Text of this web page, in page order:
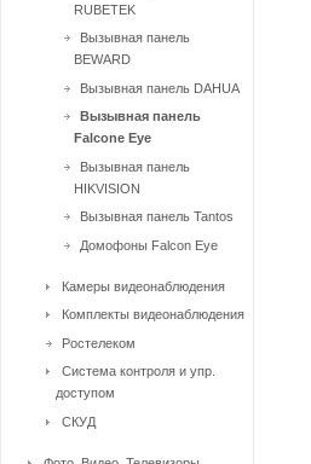
RUBETEK
Вызывная панель
BEWARD
Вызывная панель DAHUA
Вызывная панель
Falcone Eye
Вызывная панель
HIKVISION
Вызывная панель Tantos
Домофоны Falcon Eye
Камеры видеонаблюдения
Комплекты видеонаблюдения
Ростелеком
Система контроля и упр.
доступом
СКУД